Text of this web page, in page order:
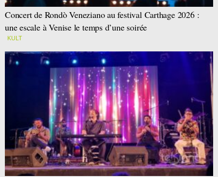
Concert de Rondò Veneziano au festival Carthage 2026 :
une escale à Venise le temps d’une soirée
KULT